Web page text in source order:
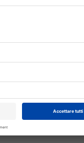
dei
quello degli studi